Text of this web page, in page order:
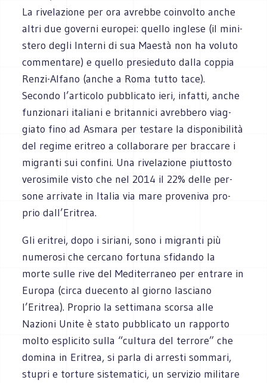
La rive­la­zione per ora avrebbe coin­volto anche
altri due governi euro­pei: quello inglese (il mini­
stero degli Interni di sua Mae­stà non ha voluto
com­men­tare) e quello pre­sie­duto dalla cop­pia
Renzi-Alfano (anche a Roma tutto tace).
Secondo l’articolo pub­bli­cato ieri, infatti, anche
fun­zio­nari ita­liani e bri­tan­nici avreb­bero viag­
giato fino ad Asmara per testare la dispo­ni­bi­lità
del regime eri­treo a col­la­bo­rare per brac­care i
migranti sui con­fini. Una rive­la­zione piut­to­sto
vero­si­mile visto che nel 2014 il 22% delle per­
sone arri­vate in Ita­lia via mare pro­ve­niva pro­
prio dall’Eritrea.
Gli eri­trei, dopo i siriani, sono i migranti più
nume­rosi che cer­cano for­tuna sfi­dando la
morte sulle rive del Medi­ter­ra­neo per entrare in
Europa (circa due­cento al giorno lasciano
l’Eritrea). Pro­prio la set­ti­mana scorsa alle
Nazioni Unite è stato pub­bli­cato un rap­porto
molto espli­cito sulla “cul­tura del ter­rore” che
domina in Eri­trea, si parla di arre­sti som­mari,
stu­pri e tor­ture siste­ma­tici, un ser­vi­zio mili­tare